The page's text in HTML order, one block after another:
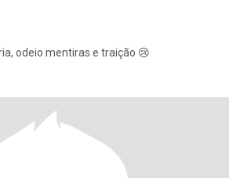
odeio mentiras e traição 😢